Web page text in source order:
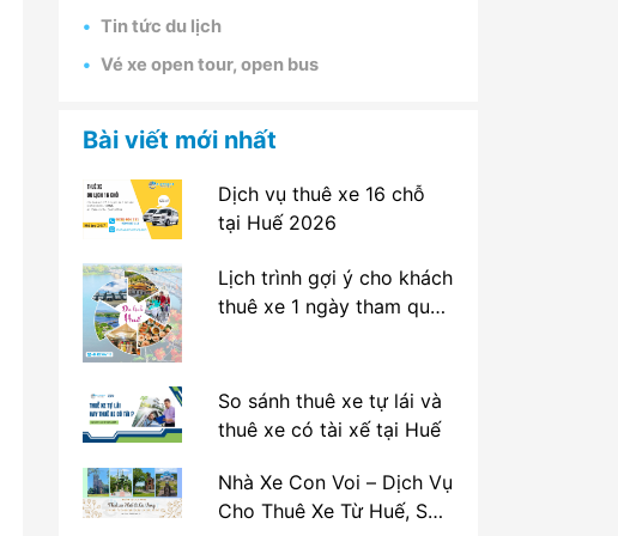
Tin tức du lịch
Vé xe open tour, open bus
Bài viết mới nhất
Dịch vụ thuê xe 16 chỗ
tại Huế 2026
Lịch trình gợi ý cho khách
thuê xe 1 ngày tham quan
So sánh thuê xe tự lái và
thuê xe có tài xế tại Huế
Nhà Xe Con Voi – Dịch Vụ
Cho Thuê Xe Từ Huế, Sân